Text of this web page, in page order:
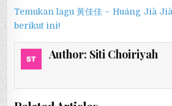
Temukan lagu 黃佳佳 – Huáng Jiā
berikut ini!
Author: Siti Choiriyah